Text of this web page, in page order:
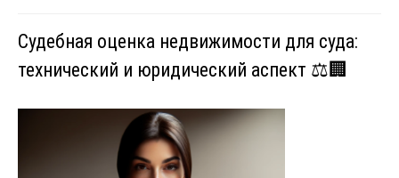
Судебная оценка недвижимости для суда:
технический и юридический аспект ⚖️🏢